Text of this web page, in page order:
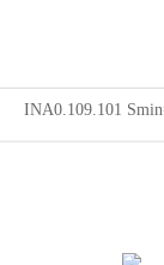
INA0.109.101